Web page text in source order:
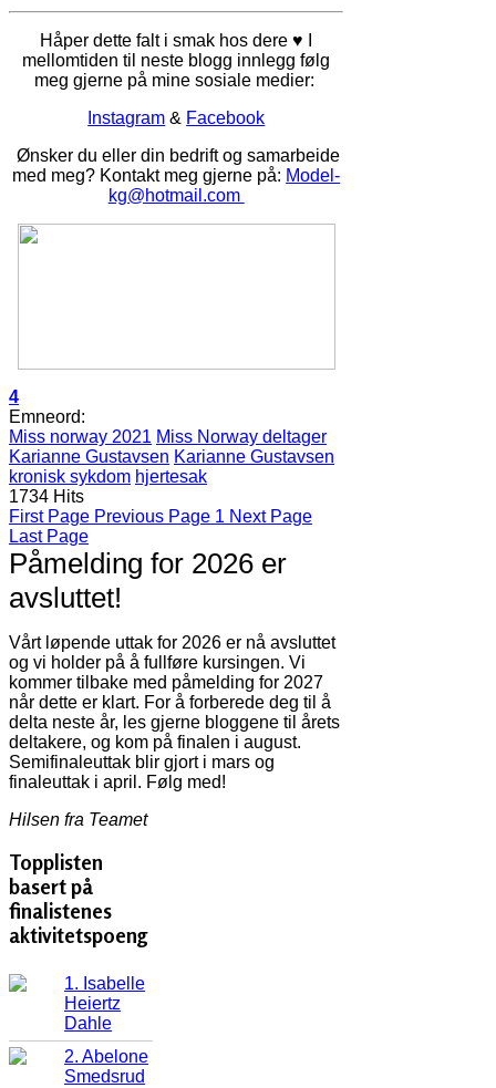
Håper dette falt i smak hos dere ♥
mellomtiden til neste blogg innlegg følg
meg gjerne på mine sosiale medier:
Instagram & Facebook
Ønsker du eller din bedrift og samarbeide
med meg? Kontakt meg gjerne på: Model-
kg@hotmail.com
4
Emneord:
Miss norway 2021 Miss Norway deltager
Karianne Gustavsen Karianne Gustavsen
kronisk sykdom hjertesak
1734 Hits
First Page Previous Page 1 Next Page
Last Page
Påmelding for 2026 er
avsluttet!
Vårt løpende uttak for 2026 er nå avsluttet
og vi holder på å fullføre kursingen. Vi
kommer tilbake med påmelding for 2027
når dette er klart. For å forberede deg til å
delta neste år, les gjerne bloggene til årets
deltakere, og kom på finalen i august.
Semifinaleuttak blir gjort i mars og
finaleuttak i april. Følg med!
Hilsen fra Teamet
Topplisten
basert på
finalistenes
aktivitetspoeng
1. Isabelle
Heiertz
Dahle
2. Abelone
Smedsrud